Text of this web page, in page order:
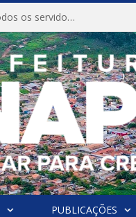
CONVITE A Prefeitura Municipal de Anapu convida todos os servidores públicos municipais para participarem da Audiência Pública de discussão da Lei de Diretrizes Orçamentárias (LDO), importante instrumento de planejamento das ações e investimentos da Administração Pública para o próximo exercício financeiro.
PUBLICAÇÕES